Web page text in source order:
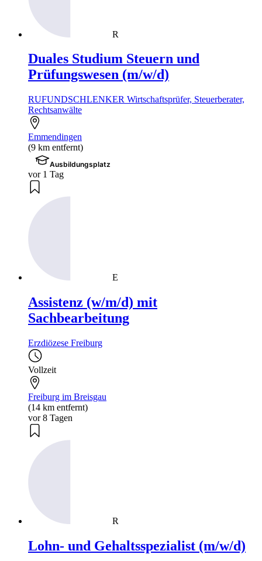
R
Duales Studium Steuern und
Prüfungswesen (m/w/d)
RUFUNDSCHLENKER Wirtschaftsprüfer, Steuerberater,
Rechtsanwälte
Emmendingen
(9 km entfernt)
Ausbildungsplatz
vor 1 Tag
E
Assistenz (w/m/d) mit
Sachbearbeitung
Erzdiözese Freiburg
Vollzeit
Freiburg im Breisgau
(14 km entfernt)
vor 8 Tagen
R
Lohn- und Gehaltsspezialist (m/w/d)